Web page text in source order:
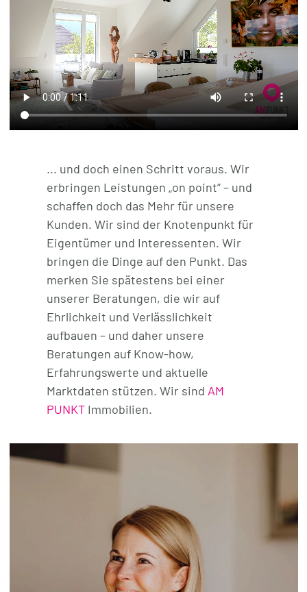
REFERENZEN
ÜBER UNS
WISSENSWERTES
FÜR KÄUFER
FÜR VERKÄUFER
... und doch einen Schritt voraus. Wir
erbringen Leistungen „on point“ – und
schaffen doch das Mehr für unsere
Kunden. Wir sind der Knotenpunkt für
Eigentümer und Interessenten. Wir
bringen die Dinge auf den Punkt. Das
merken Sie spätestens bei einer
unserer Beratungen, die wir auf
Ehrlichkeit und Verlässlichkeit
aufbauen – und daher unsere
Beratungen auf Know-how,
Erfahrungswerte und aktuelle
Marktdaten stützen. Wir sind AM
PUNKTImmobilien.